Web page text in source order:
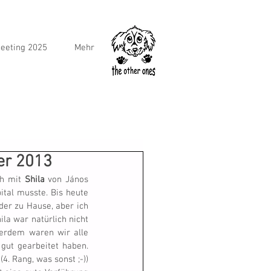
2025 Mehr
2013
mit Shila von János
musste. Bis heute
zu Hause, aber ich
war natürlich nicht
waren wir alle
Rang, was sonst ;-))